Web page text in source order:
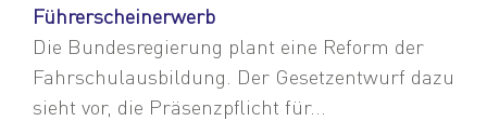
Führerscheinerwerb
Die Bundesregierung plant eine Reform der
Fahrschulausbildung. Der Gesetzentwurf dazu
sieht vor, die Präsenzpflicht für...